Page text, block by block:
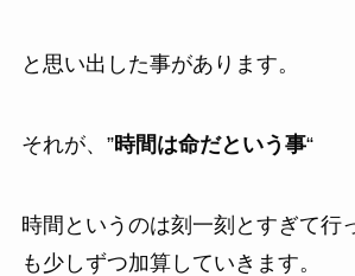
と思い出した事があります。
それが、”時間は命だという事“
時間というのは刻一刻とすぎて行
も少しずつ加算していきます。